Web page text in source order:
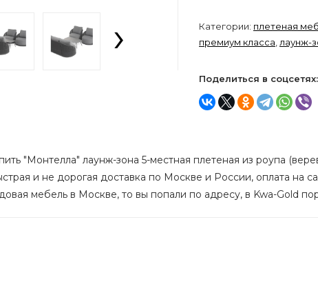
› Категории: плетеная
премиум класса лаунж-
Поделиться в соцсетях:
"Монтелла" лаунж-зона 5-местная плетеная из роупа
и не дорогая доставка по Москве и России, оплата на
мебель в Москве, то вы попали по адресу, в Kwa-Gold